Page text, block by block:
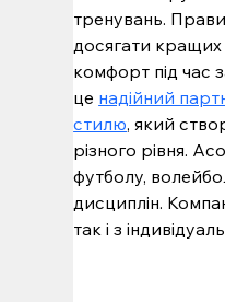
тренувань.
досягати кращих
комфорт під час
це надійний
стилю, який
різного рівня.
футболу,
дисциплін.
так і з